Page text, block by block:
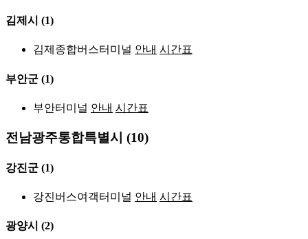
김제시 (1)
김제종합버스터미널 안내 시간표
부안군 (1)
부안터미널 안내 시간표
전남광주통합특별시 (10)
강진군 (1)
강진버스여객터미널 안내 시간표
광양시 (2)